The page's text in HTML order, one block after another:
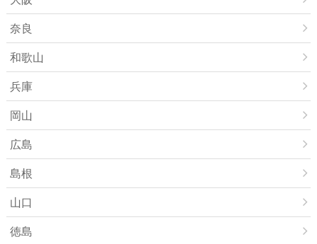
奈良
和歌山
兵庫
岡山
広島
島根
山口
徳島